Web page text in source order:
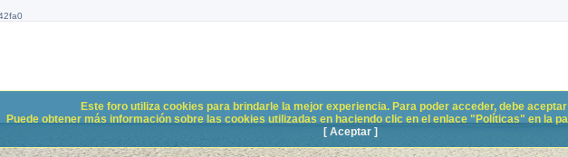
Este foro utiliza cookies para brindarle la mejor experiencia. Para poder acceder, debe
Puede obtener más información sobre las cookies utilizadas en haciendo clic en el enlace "Políticas" en la
[ Aceptar ]